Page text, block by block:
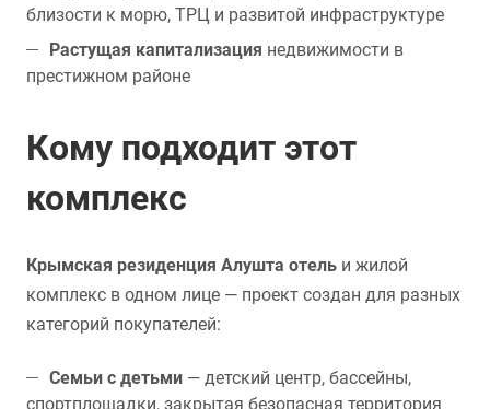
близости к морю, ТРЦ и развитой инфраструктуре
Растущая капитализация недвижимости в
престижном районе
Кому подходит этот
комплекс
Крымская резиденция Алушта отель и жилой
комплекс в одном лице — проект создан для разных
категорий покупателей:
Семьи с детьми — детский центр, бассейны,
спортплощадки, закрытая безопасная территория